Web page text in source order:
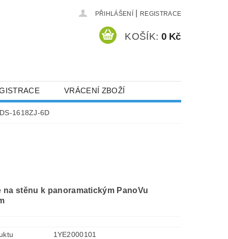
PŘIHLÁŠENÍ REGISTRACE
KOŠÍK: 0 Kč
VRÁCENÍ ZBOŽÍ
DS-1618ZJ-6D
na stěnu k panoramatickým PanoVu
1YE2000101